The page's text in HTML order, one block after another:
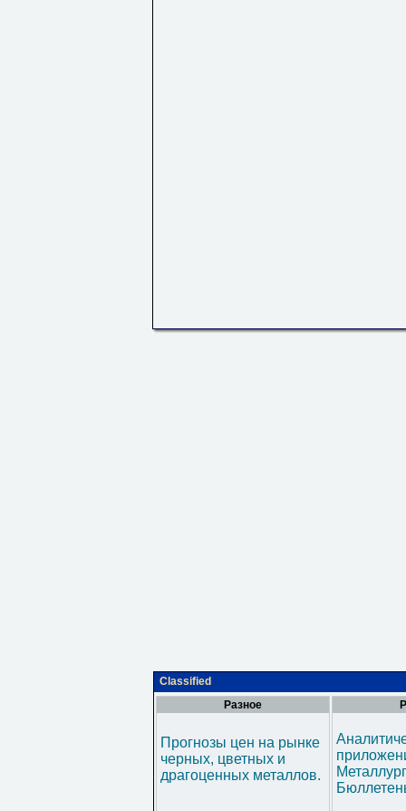
Classified
Разное
Прогнозы цен на рынке
черных, цветных и
драгоценных металлов.